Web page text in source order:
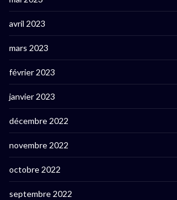
avril 2023
mars 2023
février 2023
janvier 2023
décembre 2022
novembre 2022
octobre 2022
septembre 2022